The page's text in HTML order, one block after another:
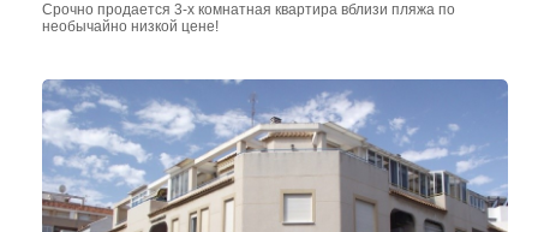
Срочно продается 3-х комнатная квартира вблизи пляжа по
необычайно низкой цене!